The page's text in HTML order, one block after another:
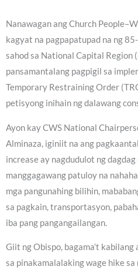
Nanawagan ang Church
kagyat na pagpapatupad na ng
sahod sa National Capital Region
pansamantalang pagpigil sa
Temporary Restraining Order
petisyong inihain ng dalawang
Ayon kay CWS National
Alminaza, iginiit na ang
increase ay nagdudulot ng dagdag
manggagawang patuloy na
mga pangunahing bilihin,
sa pagkain, transportasyon,
iba pang pangangailangan.
Giit ng Obispo, bagama’t
sa pinakamalalaking wage hike sa